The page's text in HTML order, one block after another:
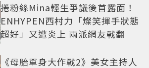
捲粉絲Mina輕生爭議後首露面！
ENHYPEN西村力「燦笑揮手狀態
超好」又遭炎上 兩派網友戰翻
《母胎單身大作戰2》美女主持人